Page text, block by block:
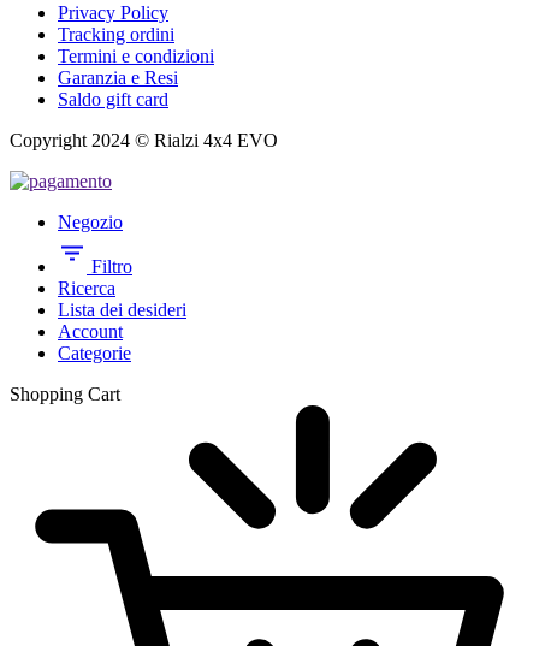
Privacy Policy
Tracking ordini
Termini e condizioni
Garanzia e Resi
Saldo gift card
Copyright 2024 © Rialzi 4x4 EVO
Negozio
Filtro
Ricerca
Lista dei desideri
Account
Categorie
Shopping Cart